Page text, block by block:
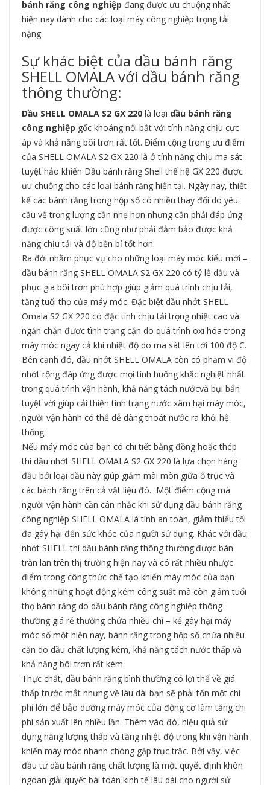
bánh răng công nghiệp đang được ưu chuộng nhất
hiện nay dành cho các loại máy công nghiệp trọng tải
nặng.
Sự khác biệt của dầu bánh răng
SHELL OMALA với dầu bánh răng
thông thường:
Dầu SHELL OMALA S2 GX 220 là loại dầu bánh răng
công nghiệp gốc khoáng nổi bật với tính năng chịu cực
áp và khả năng bôi trơn rất tốt. Điểm cộng trong ưu điểm
của SHELL OMALA S2 GX 220 là ở tính năng chịu ma sát
tuyệt hảo khiến Dầu bánh răng Shell thế hệ GX 220 được
ưu chuộng cho các loại bánh răng hiện tại. Ngày nay, thiết
kế các bánh răng trong hộp số có nhiều thay đổi do yêu
cầu về trọng lượng cần nhẹ hơn nhưng cần phải đáp ứng
được công suất lớn cũng như phải đảm bảo được khả
năng chịu tải và độ bền bỉ tốt hơn.
Ra đời nhằm phục vụ cho những loại máy móc kiểu mới –
dầu bánh răng SHELL OMALA S2 GX 220 có tỷ lệ dầu và
phục gia bôi trơn phù hợp giúp giảm quá trình chịu tải,
tăng tuổi thọ của máy móc. Đặc biệt dầu nhớt SHELL
Omala S2 GX 220 có đặc tính chịu tải trọng nhiệt cao và
ngăn chặn được tình trạng cặn do quá trình oxi hóa trong
máy móc ngay cả khi nhiệt độ do ma sát lên tới 100 độ C.
Bên cạnh đó, dầu nhớt SHELL OMALA còn có phạm vi độ
nhớt rộng đáp ứng được mọi tình huống khắc nghiệt nhất
trong quá trình vận hành, khả năng tách nướcvà bụi bẩn
tuyệt vời giúp cải thiện tình trạng nước xâm hại máy móc,
người vận hành có thể dễ dàng thoát nước ra khỏi hệ
thống.
Nếu máy móc của bạn có chi tiết bằng đồng hoặc thép
thì dầu nhớt SHELL OMALA S2 GX 220 là lựa chọn hàng
đầu bởi loại dầu này giúp giảm mài mòn giữa ổ trục và
các bánh răng trên cả vật liệu đó. Một điểm cộng mà
người vận hành cần cân nhắc khi sử dụng dầu bánh răng
công nghiệp SHELL OMALA là tính an toàn, giảm thiểu tối
đa gây hại đến sức khỏe của người sử dụng. Khác với dầu
nhớt SHELL thì dầu bánh răng thông thường:được bán
tràn lan trên thị trường hiện nay và có rất nhiều nhược
điểm trong công thức chế tạo khiến máy móc của bạn
không những hoạt động kém công suất mà còn giảm tuổi
thọ bánh răng do dầu bánh răng công nghiệp thông
thường giá rẻ thường chứa nhiều chì – kẻ gây hại máy
móc số một hiện nay, bánh răng trong hộp số chứa nhiều
cặn do dầu chất lượng kém, khả năng tách nước thấp và
khả năng bôi trơn rất kém.
Thực chất, dầu bánh răng bình thường có lợi thế về giá
thấp trước mắt nhưng về lâu dài bạn sẽ phải tốn một chi
phí lớn để bảo dưỡng máy móc của động cơ làm tăng chi
phí sản xuất lên nhiều lần. Thêm vào đó, hiệu quả sử
dụng năng lượng thấp và tăng nhiệt độ trong khi vận hành
khiến máy móc nhanh chóng gặp trục trặc. Bởi vậy, việc
đầu tư dầu bánh răng chất lượng là một quyết định khôn
ngoan giải quyết bài toán kinh tế lâu dài cho người sử